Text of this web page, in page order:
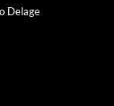
Delage